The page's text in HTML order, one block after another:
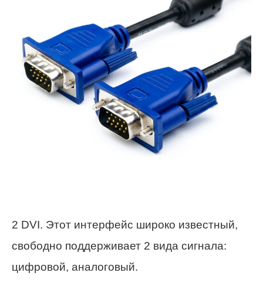
2 DVI. Этот интерфейс широко известный,
свободно поддерживает 2 вида сигнала:
цифровой, аналоговый.